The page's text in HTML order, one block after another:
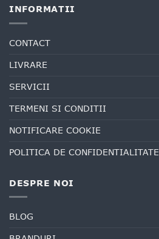
INFORMATII
CONTACT
LIVRARE
SERVICII
TERMENI SI CONDITII
NOTIFICARE COOKIE
POLITICA DE CONFIDENTIALITATE
DESPRE NOI
BLOG